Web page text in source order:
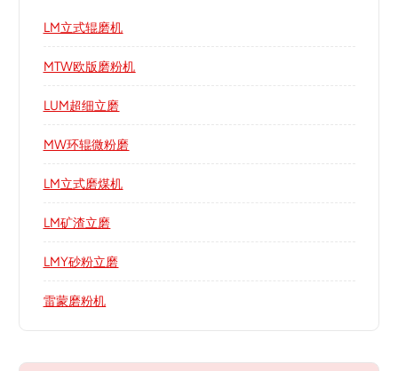
LM立式辊磨机
MTW欧版磨粉机
LUM超细立磨
MW环辊微粉磨
LM立式磨煤机
LM矿渣立磨
LMY砂粉立磨
雷蒙磨粉机